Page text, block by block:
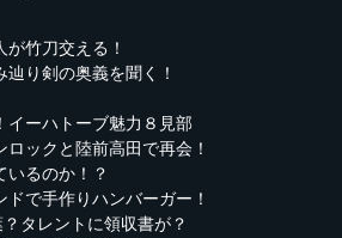
竹刀交える！
り剣の奥義を聞く！
イーハトーブ魅力８見部
ックと陸前高田で再会！
いるのか！？
で手作りハンバーガー！
タレントに領収書が？